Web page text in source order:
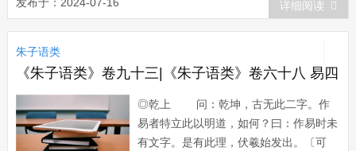
天理，故极天下之至乐，不足以动其事亲
之心；极天下之至苦，不足以害其事亲之
心。一心所慕，惟知有亲。看是甚么物
事，皆是...
发布于：2024-07-16 详细阅读
朱子语类
《朱子语类》卷九十三|《朱子语类》卷六十八 易四
◎乾上 问：乾坤，古无此二字。作
易者特立此以明道，如何？曰：作易时未
有文字。是有此理，伏羲始发出。〔可